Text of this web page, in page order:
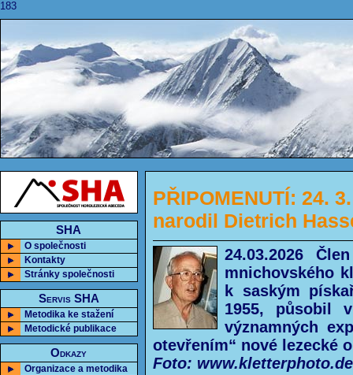
183
SHA
O společnosti
Kontakty
Stránky společnosti
Servis SHA
Metodika ke stažení
Metodické publikace
Odkazy
Organizace a metodika
PŘIPOMENUTÍ: 24.
narodil Dietrich
24.03.2026
mnichovského
k saským
1955, působil
významných
otevřením“ nové lezecké
Foto: www.kletterphoto.de